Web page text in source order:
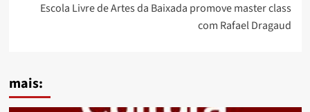
Escola Livre de Artes da Baixada promove master class
com Rafael Dragaud
mais: